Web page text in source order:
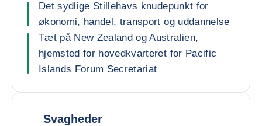
Det sydlige Stillehavs knudepunkt for
økonomi, handel, transport og uddannelse
Tæt på New Zealand og Australien,
hjemsted for hovedkvarteret for Pacific
Islands Forum Secretariat
Svagheder